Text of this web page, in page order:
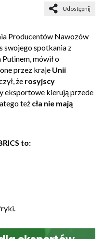
Udostępnij
Producentów Nawozów
swojego spotkania z
mówił o
przez kraje Unii
że rosyjscy
eksportowe kierują przede
też cła nie mają
to: